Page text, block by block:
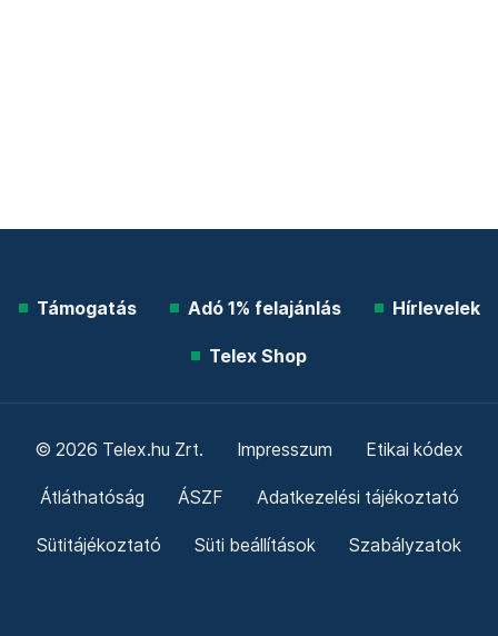
Támogatás Adó 1% felajánlás Hírlevelek
Telex Shop
© 2026 Telex.hu Zrt. Impresszum Etikai kódex
Átláthatóság ÁSZF Adatkezelési tájékoztató
Sütitájékoztató Süti beállítások Szabályzatok